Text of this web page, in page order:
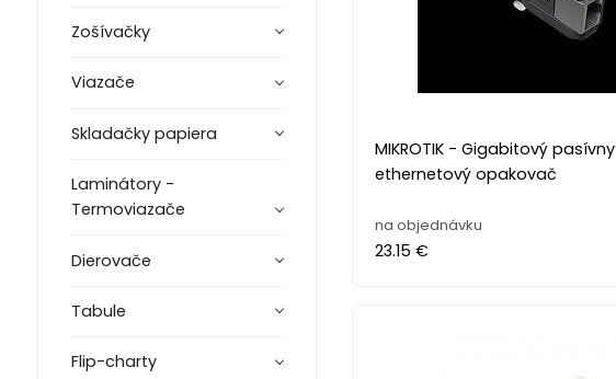
Zošívačky
Viazače
Skladačky papiera
Laminátory -
Termoviazače
Dierovače
Tabule
Flip-charty
MIKROTIK - Gigabitový pasívny
ethernetový opakovač
na objednávku
23.15 €